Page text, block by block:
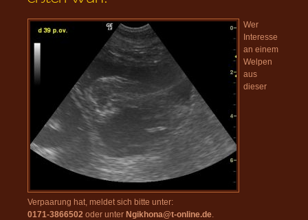
Wer
Interesse
an einem
Welpen
aus
dieser
Verpaarung hat, meldet sich bitte unter:
0171-3866502 oder unter Ngikhona@t-online.de.